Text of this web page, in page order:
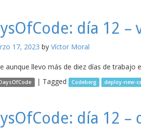
día 12 –
17, 2023 by Víctor Moral
aunque llevo más de diez días de
| Tagged Codeberg deploy-new-
día 12